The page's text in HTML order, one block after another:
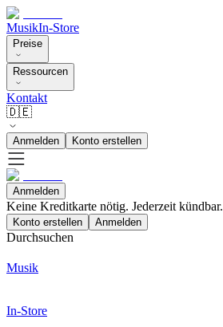
MusikIn-Store
Preise
Ressourcen
Kontakt
🇩🇪
Anmelden Konto erstellen
Anmelden
Keine Kreditkarte nötig. Jederzeit kündbar.
Konto erstellen Anmelden
Durchsuchen
Musik
In-Store